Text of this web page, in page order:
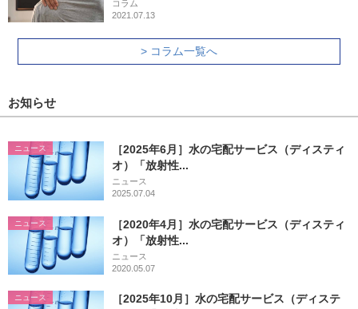
コラム
2021.07.13
> コラム一覧へ
お知らせ
ニュース
［2025年6月］水の宅配サービス（ディスティ
オ）「放射性...
ニュース
2025.07.04
ニュース
［2020年4月］水の宅配サービス（ディスティ
オ）「放射性...
ニュース
2020.05.07
ニュース
［2025年10月］水の宅配サービス（ディステ